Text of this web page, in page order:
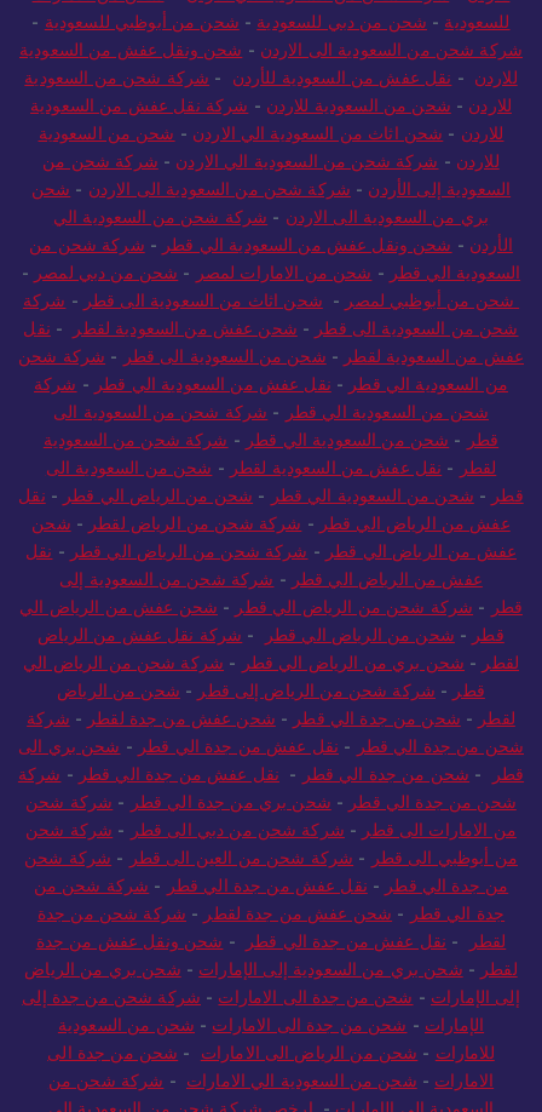
للاردن
-شركة شحن من السعودية الي الاردن -شحن من الامارات
للسعودية
شحن من دبي للسعودية شحن من أبوظبي للسعودية
شركة شحن من السعودية الى الاردن
شحن ونقل عفش من السعودية
للاردن
نقل عفش من السعودية للأردن -شركة شحن من السعودية
للاردن
شحن من السعودية للاردن -
شركة نقل عفش من السعودية
للاردن
شحن اثاث من السعودية الي الاردن
شحن من السعودية
-شركة شحن من السعودية الي الاردن -شركة شحن من
السعودية إلى الأردن-شركة شحن من السعودية الى الاردن-شحن
بري من السعودية الى الاردن-
شركة شحن من السعودية الي
الأردن
- شحن ونقل عفش من السعودية الي قطر
شركة شحن من
السعودية الي قطر
- شحن من الامارات لمصر شحن من دبي لمصر-
شحن من أبوظبي لمصر - شحن اثاث من السعودية الى قطر
شركة
شحن من السعودية الى قطر
شحن عفش من السعودية لقطر-نقل
عفش من السعودية لقطر
-شحن من السعودية الى قطر-شركة شحن
من السعودية الي قطر - نقل عفش من السعودية الي قطر - شركة
شحن من السعودية الي قطر
- شركة شحن من السعودية الى
قطر
شحن من السعودية الي قطر -
شركة شحن من السعودية
لقطر
نقل عفش من السعودية لقطر
شحن من السعودية الى
قطر - شحن من السعودية الي قطر- شحن من الرياض الي قطر-
عفش من الرياض الي قطر
شركة شحن من الرياض لقطر -
شحن
عفش من الرياض الي قطر
- شركة شحن من الرياض الي قطر
عفش من الرياض الي قطر-
شركة شحن من السعودية إلى
قطر
- شركة شحن من الرياض الي قطر-شحن عفش من الرياض الي
قطر
- شحن من الرياض الي قطر -
شركة نقل عفش من الرياض
لقطر-شحن بري من الرياض الي قطر -شركة شحن من الرياض الي
قطر- شركة شحن من الرياض إلى قطر
شحن من الرياض
شحن من جدة الي قطر - شحن عفش من جدة لقطر
شركة
شحن من جدة الي قطر- نقل عفش من جدة الي قطر-
شحن بري الى
قطر
شحن من جدة الي قطر نقل عفش من جدة الي قطر-
شركة
شحن من جدة الي قطر
- شحن بري من جدة الي قطر
شركة شحن
من الامارات الى قطر
- شركة شحن من دبي الى قطر
شركة شحن
من أبوظبي الى قطر
- شركة شحن من العين الى قطر -شركة شحن
من جدة الي قطر- نقل عفش من جدة الي قطر - شركة شحن من
جدة الي قطر- شحن عفش من جدة لقطر
شركة شحن من جدة
لقطر
- نقل عفش من جدة الي قطر- شحن ونقل عفش من جدة
لقطر-شحن بري من السعودية إلى الإمارات -
شحن بري من الرياض
إلى الإمارات
شحن من جدة الى الامارات
شركة شحن من جدة إلى
الإمارات
- شحن من جدة الى الامارات
شحن من السعودية
للامارات
شحن من الرياض الى الامارات
شحن من جدة الى
الامارات-شحن من السعودية الي الامارات شركة شحن من